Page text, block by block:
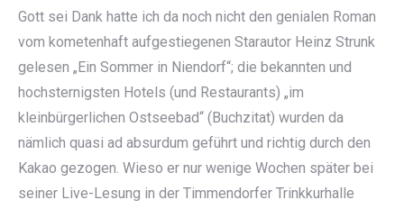
Gott sei Dank hatte ich da noch nicht den genialen Roman
vom kometenhaft aufgestiegenen Starautor Heinz Strunk
gelesen „Ein Sommer in Niendorf“; die bekannten und
hochsternigsten Hotels (und Restaurants) „im
kleinbürgerlichen Ostseebad“ (Buchzitat) wurden da
nämlich quasi ad absurdum geführt und richtig durch den
Kakao gezogen. Wieso er nur wenige Wochen später bei
seiner Live-Lesung in der Timmendorfer Trinkkurhalle